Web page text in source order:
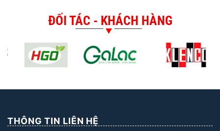
ĐỐI TÁC - KHÁCH HÀNG
THÔNG TIN LIÊN HỆ